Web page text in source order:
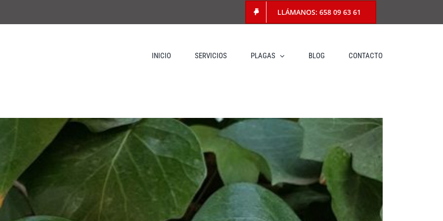
LLÁMANOS: 658 09 63 61
INICIO SERVICIOS PLAGAS BLOG CONTACTO